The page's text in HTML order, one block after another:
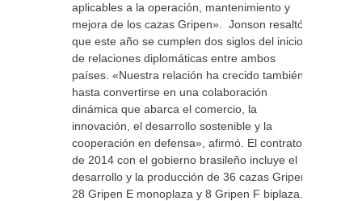
aplicables a la operación, mantenimiento y
mejora de los cazas Gripen». Jonson resaltó
que este año se cumplen dos siglos del inicio
de relaciones diplomáticas entre ambos
países. «Nuestra relación ha crecido también
hasta convertirse en una colaboración
dinámica que abarca el comercio, la
innovación, el desarrollo sostenible y la
cooperación en defensa», afirmó. El contrato
de 2014 con el gobierno brasileño incluye el
desarrollo y la producción de 36 cazas Gripen:
28 Gripen E monoplaza y 8 Gripen F biplaza.